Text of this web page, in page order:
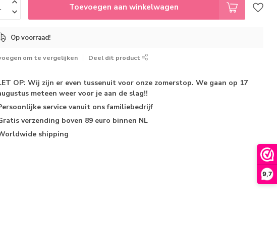
9,7
Toevoegen aan winkelwagen
Op voorraad!
om te vergelijken Deel dit product
OP: Wij zijn er even tussenuit voor onze zomerstop. We gaan op 17
meteen weer voor je aan de slag!!
service vanuit ons familiebedrijf
verzending boven 89 euro binnen NL
shipping